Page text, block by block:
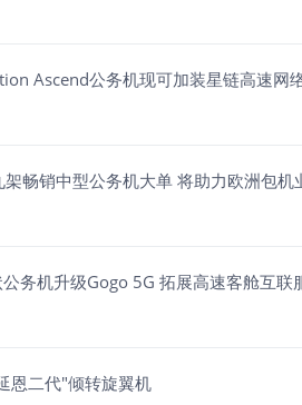
Ascend公务机现可加装星链高速网
畅销中型公务机大单 将助力欧洲包机
务机升级Gogo 5G 拓展高速客舱互联
恩二代"倾转旋翼机